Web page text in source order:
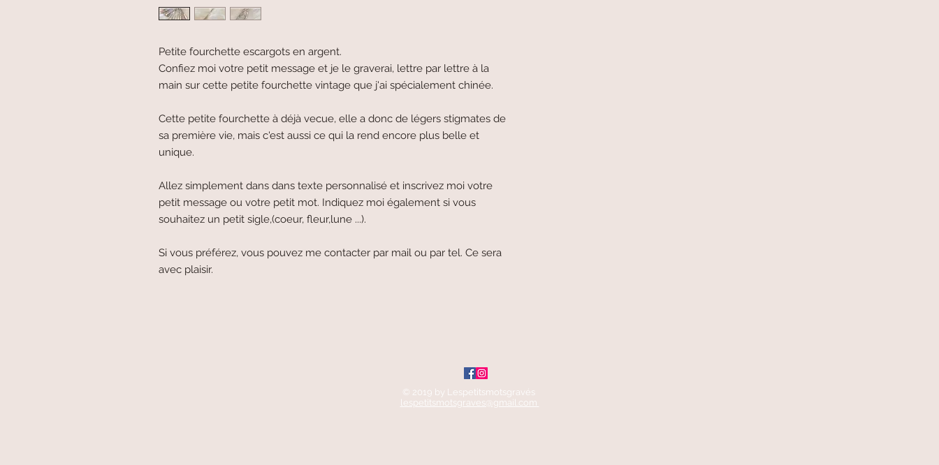
Petite fourchette escargots en argent.
Confiez moi votre petit message et je le graverai, lettre par lettre à la
main sur cette petite fourchette vintage que j'ai spécialement chinée.
Cette petite fourchette à déjà vecue, elle a donc de légers stigmates de
sa première vie, mais c'est aussi ce qui la rend encore plus belle et
unique.
Allez simplement dans dans texte personnalisé et inscrivez moi votre
petit message ou votre petit mot. Indiquez moi également si vous
souhaitez un petit sigle,(coeur, fleur,lune ...).
Si vous préférez, vous pouvez me contacter par mail ou par tel. Ce sera
avec plaisir.
© 2019 by Lespetitsmotsgravés
lespetitsmotsgraves@gmail.com